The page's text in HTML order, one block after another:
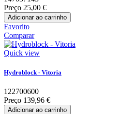
Preço 25,00 €
Adicionar ao carrinho
Favorito
Comparar
Quick view
Hydroblock - Vitoria
122700600
Preço 139,96 €
Adicionar ao carrinho